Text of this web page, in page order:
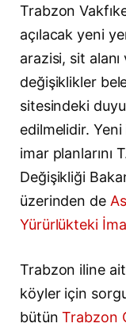
Trabzon
açılacak yeni
arazisi, sit
değişiklikler
sitesindeki
edilmelidir. Yeni
imar planlarını
Değişikliği
üzerinden de
Yürürlükteki
Trabzon iline
köyler için
bütünTrabzon